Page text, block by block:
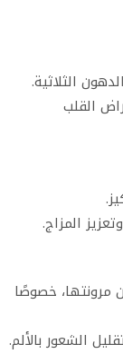
القلب
من مرونتها، خصوصًا
الشعور بالألم.